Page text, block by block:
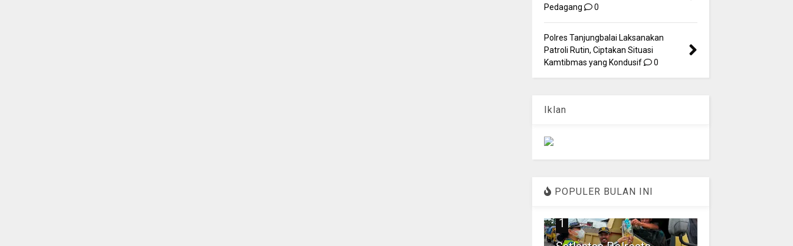
Pedagang
0
Polres Tanjungbalai Laksanakan
Patroli Rutin, Ciptakan Situasi
Kamtibmas yang Kondusif
0
Iklan
POPULER BULAN INI
1